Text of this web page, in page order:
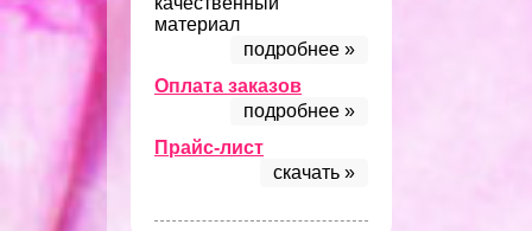
материал
подробнее »
Оплата заказов
подробнее »
Прайс-лист
скачать »